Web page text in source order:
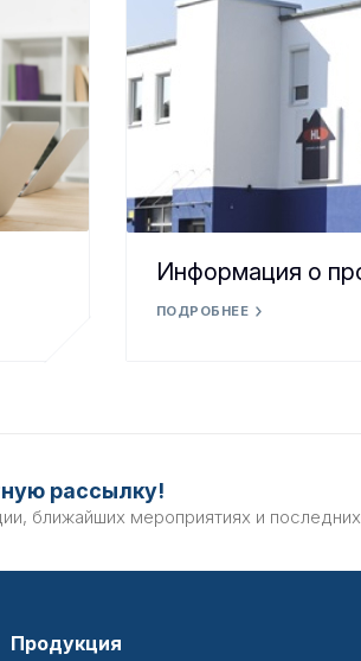
Информация о
ПОДРОБНЕЕ
рассылку!
ближайших мероприятиях и
Продукция